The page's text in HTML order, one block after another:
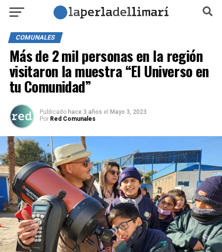
COMUNALES
Más de 2 mil personas en la región
visitaron la muestra “El Universo en
tu Comunidad”
Publicado hace 3 años el Mayo 3, 2023
Por Red Comunales